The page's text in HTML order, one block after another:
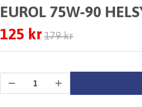
EUROL 75W-90
125 kr 179 kr